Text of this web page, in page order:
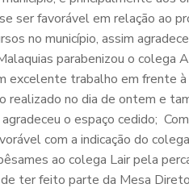
ser favorável em relação ao
no município, assim
parabenizou o colega
excelente trabalho em frente
no dia de ontem e
o espaço cedido;
com a indicação do
ao colega Lair pela
ter feito parte da Mesa